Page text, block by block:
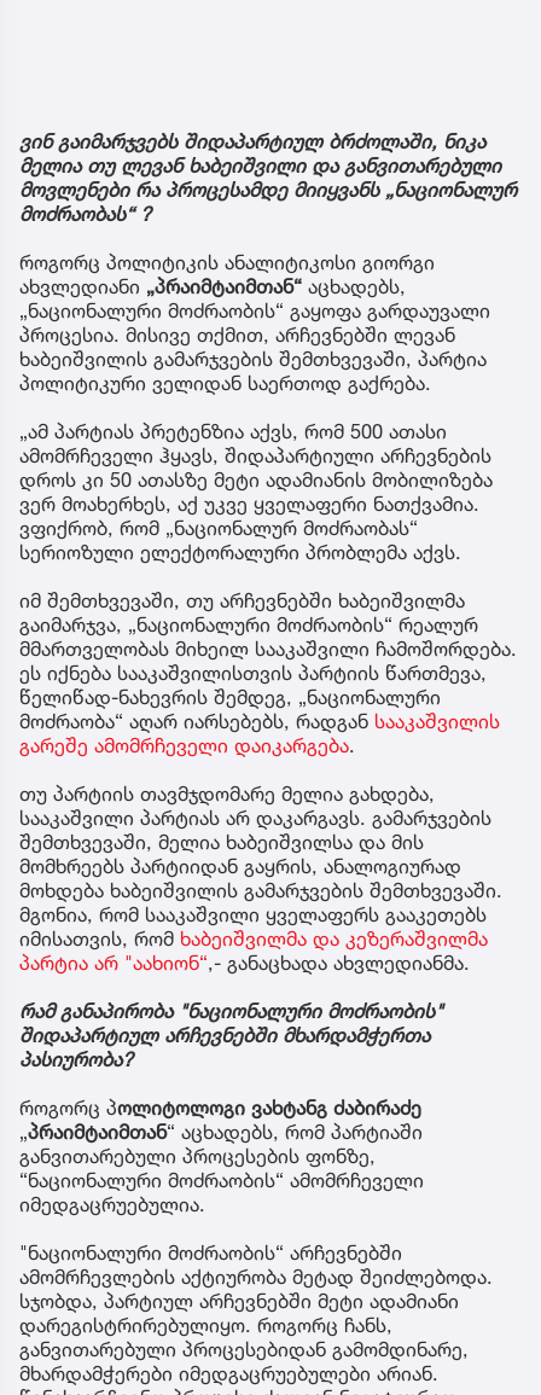
ვინ გაიმარჯვებს შიდაპარტიულ ბრძოლაში, ნიკა
მელია თუ ლევან ხაბეიშვილი და განვითარებული
მოვლენები რა პროცესამდე მიიყვანს „ნაციონალურ
მოძრაობას“ ?
როგორც პოლიტიკის ანალიტიკოსი გიორგი
ახვლედიანი „პრაიმტაიმთან“ აცხადებს,
„ნაციონალური მოძრაობის“ გაყოფა გარდაუვალი
პროცესია. მისივე თქმით, არჩევნებში ლევან
ხაბეიშვილის გამარჯვების შემთხვევაში, პარტია
პოლიტიკური ველიდან საერთოდ გაქრება.
„ამ პარტიას პრეტენზია აქვს, რომ 500 ათასი
ამომრჩეველი ჰყავს, შიდაპარტიული არჩევნების
დროს კი 50 ათასზე მეტი ადამიანის მობილიზება
ვერ მოახერხეს, აქ უკვე ყველაფერი ნათქვამია.
ვფიქრობ, რომ „ნაციონალურ მოძრაობას“
სერიოზული ელექტორალური პრობლემა აქვს.
იმ შემთხვევაში, თუ არჩევნებში ხაბეიშვილმა
გაიმარჯვა, „ნაციონალური მოძრაობის“ რეალურ
მმართველობას მიხეილ სააკაშვილი ჩამოშორდება.
ეს იქნება სააკაშვილისთვის პარტიის წართმევა,
წელიწად-ნახევრის შემდეგ, „ნაციონალური
მოძრაობა“ აღარ იარსებებს, რადგან სააკაშვილის
გარეშე ამომრჩეველი დაიკარგება.
თუ პარტიის თავმჯდომარე მელია გახდება,
სააკაშვილი პარტიას არ დაკარგავს. გამარჯვების
შემთხვევაში, მელია ხაბეიშვილსა და მის
მომხრეებს პარტიიდან გაყრის, ანალოგიურად
მოხდება ხაბეიშვილის გამარჯვების შემთხვევაში.
მგონია, რომ სააკაშვილი ყველაფერს გააკეთებს
იმისათვის, რომ ხაბეიშვილმა და კეზერაშვილმა
პარტია არ "აახიონ“,- განაცხადა ახვლედიანმა.
რამ განაპირობა "ნაციონალური მოძრაობის"
შიდაპარტიულ არჩევნებში მხარდამჭერთა
პასიურობა?
როგორც პოლიტოლოგი ვახტანგ ძაბირაძე
„პრაიმტაიმთან“ აცხადებს, რომ პარტიაში
განვითარებული პროცესების ფონზე,
“ნაციონალური მოძრაობის“ ამომრჩეველი
იმედგაცრუებულია.
"ნაციონალური მოძრაობის“ არჩევნებში
ამომრჩევლების აქტიურობა მეტად შეიძლებოდა.
სჯობდა, პარტიულ არჩევნებში მეტი ადამიანი
დარეგისტრირებულიყო. როგორც ჩანს,
განვითარებული პროცესებიდან გამომდინარე,
მხარდამჭერები იმედგაცრუებულები არიან.